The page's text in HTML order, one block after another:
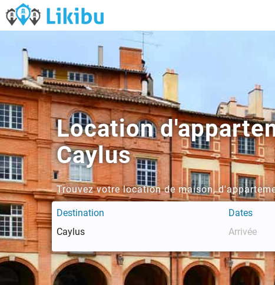
Location
Caylus
Trouvez votre location de maison,
Destination Dates